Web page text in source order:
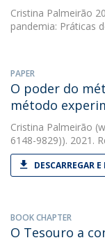
Cristina Palmeirão
pandemia: Práticas
PAPER
O poder do
método
Cristina Palmeirão
6148-9829)). 2021.
DESCARREGAR
BOOK CHAPTER
O Tesouro a